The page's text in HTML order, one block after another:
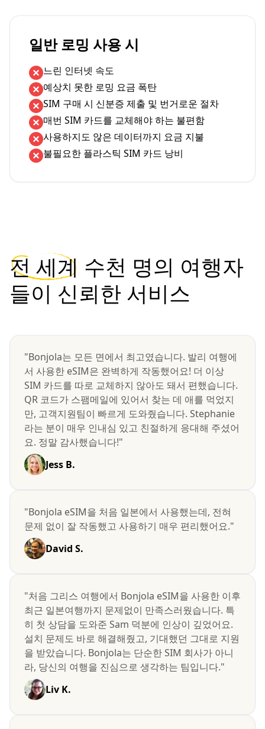
일반 로밍 사용 시
느린 인터넷 속도
예상치 못한 로밍 요금 폭탄
SIM 구매 시 신분증 제출 및 번거로운 절차
매번 SIM 카드를 교체해야 하는 불편함
사용하지도 않은 데이터까지 요금 지불
불필요한 플라스틱 SIM 카드 낭비
전 세계 수천 명의 여행자
들이 신뢰한 서비스
"Bonjola는 모든 면에서 최고였습니다. 발리 여행에
서 사용한 eSIM은 완벽하게 작동했어요! 더 이상
SIM 카드를 따로 교체하지 않아도 돼서 편했습니다.
QR 코드가 스팸메일에 있어서 찾는 데 애를 먹었지
만, 고객지원팀이 빠르게 도와줬습니다. Stephanie
라는 분이 매우 인내심 있고 친절하게 응대해 주셨어
요. 정말 감사했습니다!"
Jess B.
"Bonjola eSIM을 처음 일본에서 사용했는데, 전혀
문제 없이 잘 작동했고 사용하기 매우 편리했어요."
David S.
"처음 그리스 여행에서 Bonjola eSIM을 사용한 이후
최근 일본여행까지 문제없이 만족스러웠습니다. 특
히 첫 상담을 도와준 Sam 덕분에 인상이 깊었어요.
설치 문제도 바로 해결해줬고, 기대했던 그대로 지원
을 받았습니다. Bonjola는 단순한 SIM 회사가 아니
라, 당신의 여행을 진심으로 생각하는 팀입니다."
Liv K.